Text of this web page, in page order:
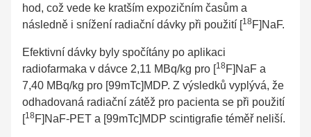
hod, což vede ke kratším expozičním časům a
následně i snížení radiační dávky při použití [18F]NaF.
Efektivní dávky byly spočítány po aplikaci
radiofarmaka v dávce 2,11 MBq/kg pro [18F]NaF a
7,40 MBq/kg pro [99mTc]MDP. Z výsledků vyplývá, že
odhadovaná radiační zátěž pro pacienta se při použití
[18F]NaF-PET a [99mTc]MDP scintigrafie téměř neliší.